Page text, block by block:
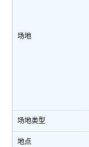
场地
场地类型
地点